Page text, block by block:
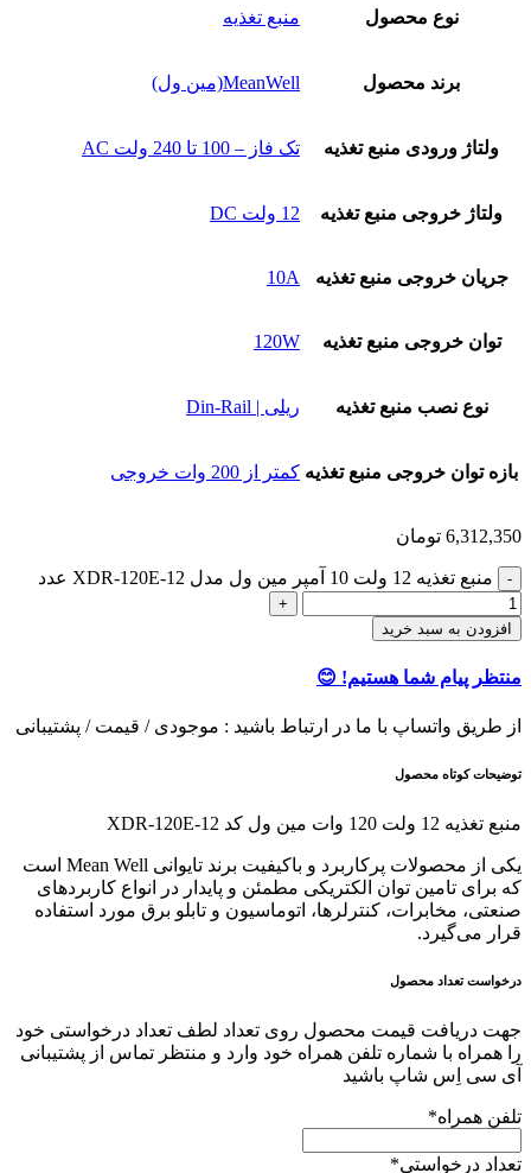
نوع محصول منبع تغذیه
برند محصول MeanWell(مین ول)
ولتاژ ورودی منبع تغذیه تک فاز – 100 تا 240 ولت AC
ولتاژ خروجی منبع تغذیه 12 ولت DC
جریان خروجی منبع تغذیه 10A
توان خروجی منبع تغذیه 120W
نوع نصب منبع تغذیه ریلی | Din-Rail
بازه توان خروجی منبع تغذیه کمتر از 200 وات خروجی
6,312,350 تومان
منبع تغذیه 12 ولت 10 آمپر مین ول مدل XDR-120E-12 عدد
افزودن به سبد خرید
منتظر پیام شما هستیم! 😊
از طریق واتساپ با ما در ارتباط باشید : موجودی / قیمت / پشتیبانی
توضیحات کوتاه محصول
منبع تغذیه 12 ولت 120 وات مین ول کد XDR-120E-12
یکی از محصولات پرکاربرد و باکیفیت برند تایوانی Mean Well است
که برای تامین توان الکتریکی مطمئن و پایدار در انواع کاربردهای
صنعتی، مخابرات، کنترلرها، اتوماسیون و تابلو برق مورد استفاده
قرار می‌گیرد.
درخواست تعداد محصول
جهت دریافت قیمت محصول روی تعداد لطف تعداد درخواستی خود
را همراه با شماره تلفن همراه خود وارد و منتظر تماس از پشتیبانی
آی سی اِس شاپ باشید
تلفن همراه*
تعداد درخواستی*